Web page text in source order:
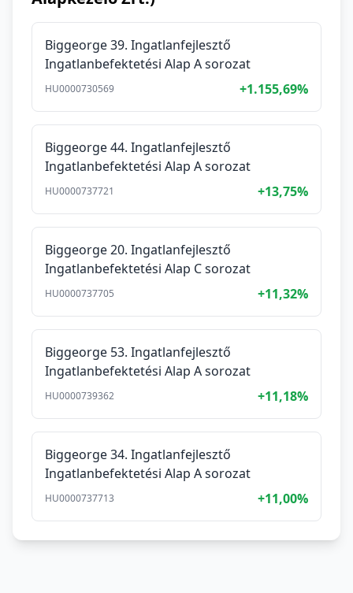
Biggeorge 39. Ingatlanfejlesztő
Ingatlanbefektetési Alap A sorozat
HU0000730569 +1.155,69%
Biggeorge 44. Ingatlanfejlesztő
Ingatlanbefektetési Alap A sorozat
HU0000737721 +13,75%
Biggeorge 20. Ingatlanfejlesztő
Ingatlanbefektetési Alap C sorozat
HU0000737705 +11,32%
Biggeorge 53. Ingatlanfejlesztő
Ingatlanbefektetési Alap A sorozat
HU0000739362 +11,18%
Biggeorge 34. Ingatlanfejlesztő
Ingatlanbefektetési Alap A sorozat
HU0000737713 +11,00%